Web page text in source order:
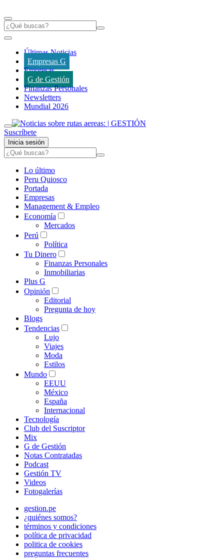
Últimas Noticias
Empresas G
Empresas
G de Gestión
Finanzas Personales
Newsletters
Mundial 2026
Suscríbete
Inicia sesión
Lo último
Peru Quiosco
Portada
Empresas
Management & Empleo
Economía
Mercados
Perú
Política
Tu Dinero
Finanzas Personales
Inmobiliarias
Plus G
Opinión
Editorial
Pregunta de hoy
Blogs
Tendencias
Lujo
Viajes
Moda
Estilos
Mundo
EEUU
México
España
Internacional
Tecnología
Club del Suscriptor
Mix
G de Gestión
Notas Contratadas
Podcast
Gestión TV
Videos
Fotogalerías
gestion.pe
¿quiénes somos?
términos y condiciones
política de privacidad
politica de cookies
preguntas frecuentes